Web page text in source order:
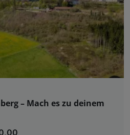
– Mach es zu deinem